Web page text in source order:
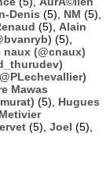
Denis (5), NM (5),
(5), Alain
(5),
naux (@cnaux)
Mawas
(5), Hugues
(5), Joel (5),